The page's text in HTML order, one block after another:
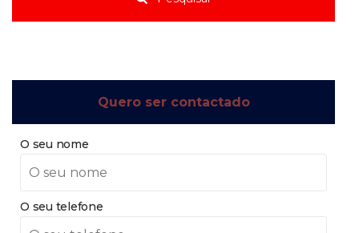
Quero ser contactado
O seu nome
O seu telefone